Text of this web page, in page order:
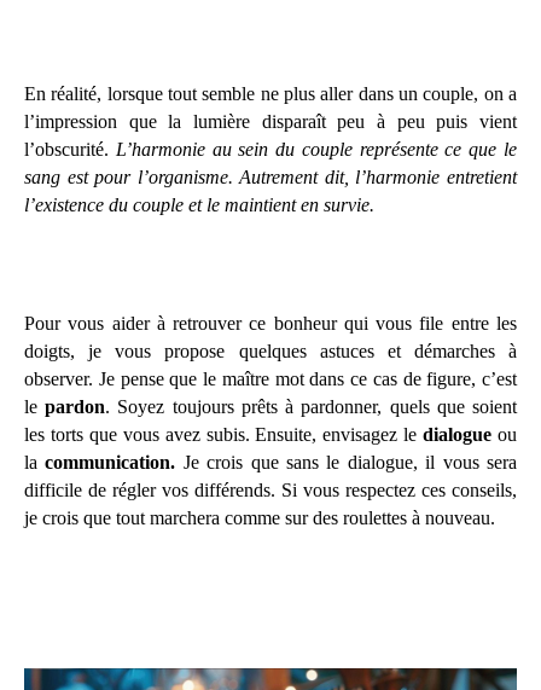
En réalité, lorsque tout semble ne plus aller dans un couple, on a
l’impression que la lumière disparaît peu à peu puis vient
l’obscurité. L’harmonie au sein du couple représente ce que le
sang est pour l’organisme. Autrement dit, l’harmonie entretient
l’existence du couple et le maintient en survie.
Pour vous aider à retrouver ce bonheur qui vous file entre les
doigts, je vous propose quelques astuces et démarches à
observer. Je pense que le maître mot dans ce cas de figure, c’est
lepardon. Soyez toujours prêts à pardonner, quels que soient
les torts que vous avez subis. Ensuite, envisagez ledialogue ou
lacommunication. Je crois que sans le dialogue, il vous sera
difficile de régler vos différends. Si vous respectez ces conseils,
je crois que tout marchera comme sur des roulettes à nouveau.